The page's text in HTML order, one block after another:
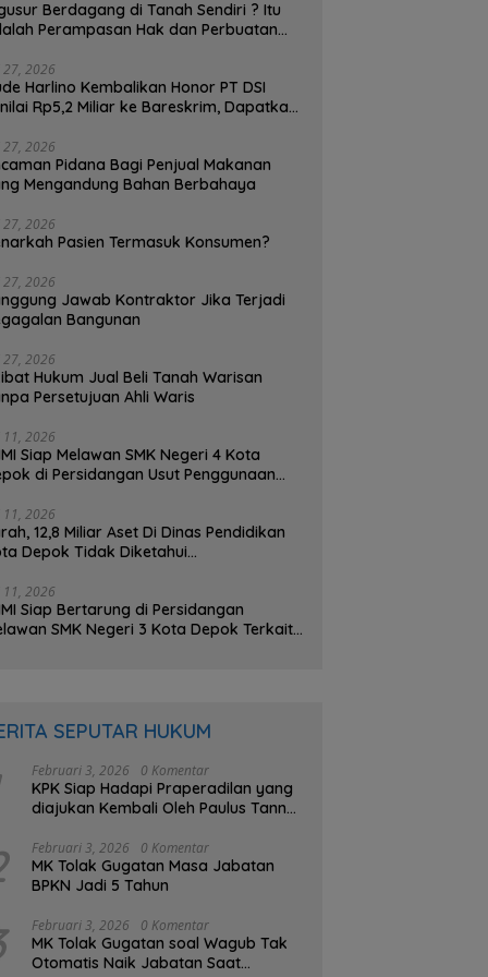
Berdagang di Tanah Sendiri ? Itu
Perampasan Hak dan Perbuatan
27, 2026
Harlino Kembalikan Honor PT DSI
Rp5,2 Miliar ke Bareskrim, Dapatkah
?
27, 2026
Pidana Bagi Penjual Makanan
Mengandung Bahan Berbahaya
27, 2026
Pasien Termasuk Konsumen?
27, 2026
Jawab Kontraktor Jika Terjadi
Bangunan
27, 2026
Hukum Jual Beli Tanah Warisan
Persetujuan Ahli Waris
11, 2026
Siap Melawan SMK Negeri 4 Kota
di Persidangan Usut Penggunaan
11, 2026
12,8 Miliar Aset Di Dinas Pendidikan
Depok Tidak Diketahui
?
11, 2026
Siap Bertarung di Persidangan
SMK Negeri 3 Kota Depok Terkait
SEPUTAR HUKUM
Februari 3, 2026 0 Komentar
KPK Siap Hadapi Praperadilan yang
diajukan Kembali Oleh Paulus Tannos
Februari 3, 2026 0 Komentar
MK Tolak Gugatan Masa Jabatan
BPKN Jadi 5 Tahun
Februari 3, 2026 0 Komentar
MK Tolak Gugatan soal Wagub Tak
Otomatis Naik Jabatan Saat